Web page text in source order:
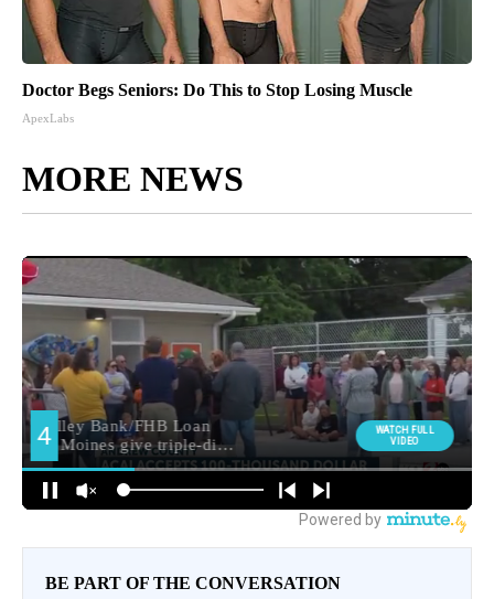
Doctor Begs Seniors: Do This to Stop Losing Muscle
ApexLabs
MORE NEWS
BE PART OF THE CONVERSATION